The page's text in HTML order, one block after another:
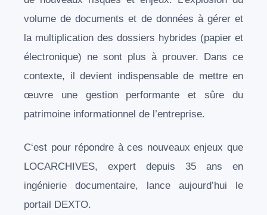
volume de documents et de données à gérer et
la multiplication des dossiers hybrides (papier et
électronique) ne sont plus à prouver. Dans ce
contexte, il devient indispensable de mettre en
œuvre une gestion performante et sûre du
patrimoine informationnel de l’entreprise.
C‘est pour répondre à ces nouveaux enjeux que
LOCARCHIVES, expert depuis 35 ans en
ingénierie documentaire, lance aujourd’hui le
portail DEXTO.